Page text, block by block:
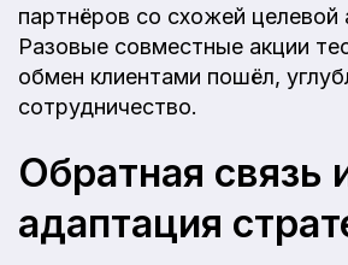
партнёров со схожей целевой
Разовые совместные акции
обмен клиентами пошёл,
сотрудничество.
Обратная связь
адаптация